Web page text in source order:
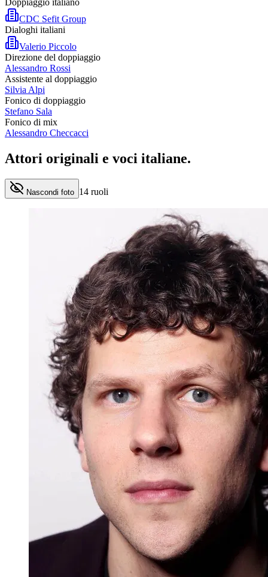
CDC Sefit Group
Dialoghi italiani
Valerio Piccolo
Direzione del doppiaggio
Alessandro Rossi
Assistente al doppiaggio
Silvia Alpi
Fonico di doppiaggio
Stefano Sala
Fonico di mix
Alessandro Checcacci
Attori originali e voci italiane.
Nascondi foto 14 ruoli